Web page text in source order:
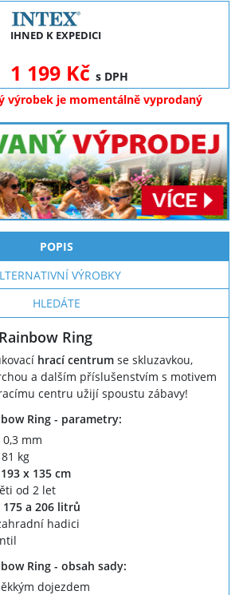
IHNED K EXPEDICI
1 199 Kč s DPH
výrobek je momentálně vyprodaný
POPIS
VÝROBKY
HLEDÁTE
Ring
hrací centrum se skluzavkou,
a dalším příslušenstvím s motivem
centru užijí spoustu zábavy!
Ring - parametry:
mm
kg
x 135 cm
od 2 let
175 a 206 litrů
hadici
Ring - obsah sady:
dojezdem